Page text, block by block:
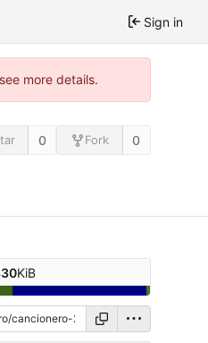
Sign in
more details.
0 Fork 0
KiB